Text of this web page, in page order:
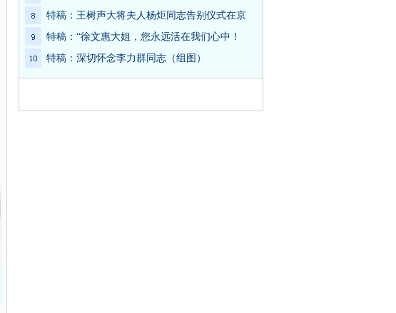
特稿：王树声大将夫人杨炬同志告别仪式在京
特稿：“徐文惠大姐，您永远活在我们心中！
特稿：深切怀念李力群同志（组图）